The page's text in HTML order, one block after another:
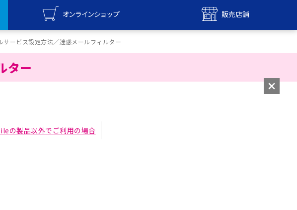
オンラインショップ 販売店舗
UQ mobile
オンラインショップ
オンラインショップ
販売店舗
販売店舗
サービス設定方法／迷惑メールフィルター
ター
の製品以外でご利用の場合